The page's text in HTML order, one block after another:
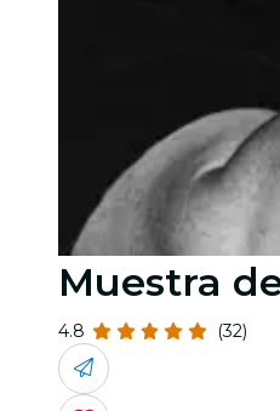
Muestra
4.8 (32)